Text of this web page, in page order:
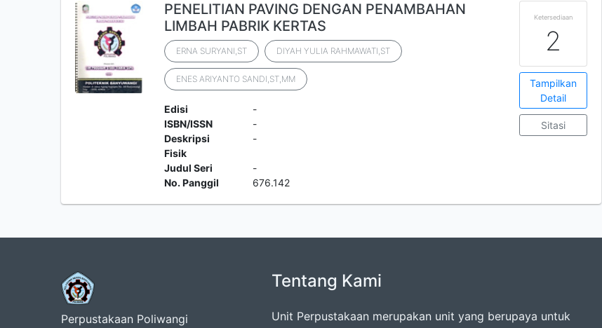
PENELITIAN PAVING DENGAN PENAMBAHAN
LIMBAH PABRIK KERTAS
ERNA SURYANI,ST DIYAH YULIA RAHMAWATI,ST
ENES ARIYANTO SANDI,ST,MM
Edisi
-
ISBN/ISSN
-
Deskripsi
Fisik
-
Judul Seri
-
No. Panggil
676.142
Ketersediaan
2
Tampilkan
Detail
Sitasi
Perpustakaan Poliwangi
Tentang Kami
Unit Perpustakaan merupakan unit yang berupaya untuk